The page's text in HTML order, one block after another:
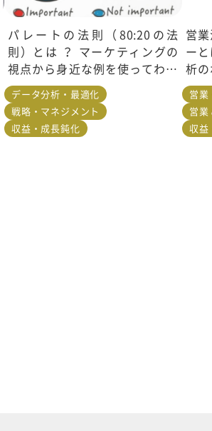
パレートの法則（80:20の法
則）とは ？ マーケティングの
視点から身近な例を使ってわか
りやすく解説
データ分析・最適化
戦略・マネジメント
収益・成長鈍化
営
ー
析
営業
営業
収益